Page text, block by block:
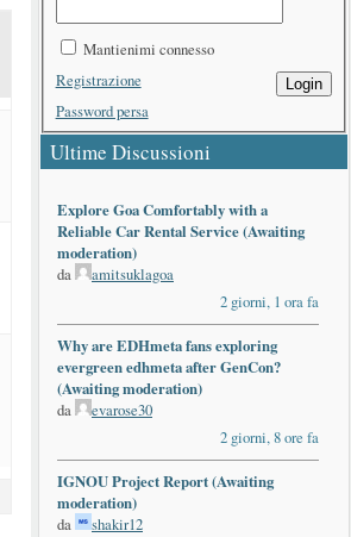
Mantienimi connesso
Login
Registrazione
Password persa
Ultime Discussioni
Explore Goa Comfortably with a
Reliable Car Rental Service (Awaiting
moderation)
da
amitsuklagoa
2 giorni, 1 ora fa
Why are EDHmeta fans exploring
evergreen edhmeta after GenCon?
(Awaiting moderation)
da
evarose30
2 giorni, 8 ore fa
IGNOU Project Report (Awaiting
moderation)
da
shakir12